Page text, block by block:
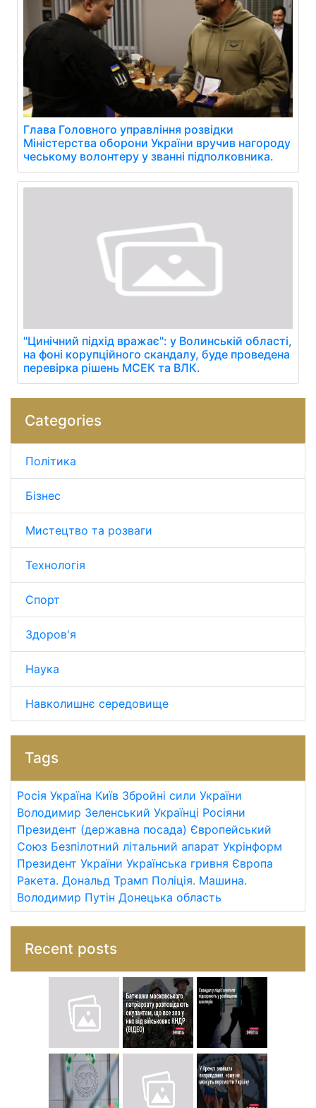
Глава Головного управління розвідки
Міністерства оборони України вручив нагороду
чеському волонтеру у званні підполковника.
"Цинічний підхід вражає": у Волинській області,
на фоні корупційного скандалу, буде проведена
перевірка рішень МСЕК та ВЛК.
Categories
Політика
Бізнес
Мистецтво та розваги
Технологія
Спорт
Здоров'я
Наука
Навколишнє середовище
Tags
Росія Україна Київ Збройні сили України
Володимир Зеленський Українці Росіяни
Президент (державна посада) Європейський
Союз Безпілотний літальний апарат Укрінформ
Президент України Українська гривня Європа
Ракета. Дональд Трамп Поліція. Машина.
Володимир Путін Донецька область
Recent posts